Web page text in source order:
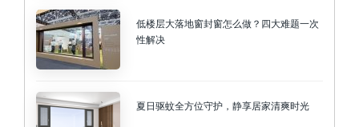
低楼层大落地窗封窗怎么做？四大难题一次
性解决
夏日驱蚊全方位守护，静享居家清爽时光